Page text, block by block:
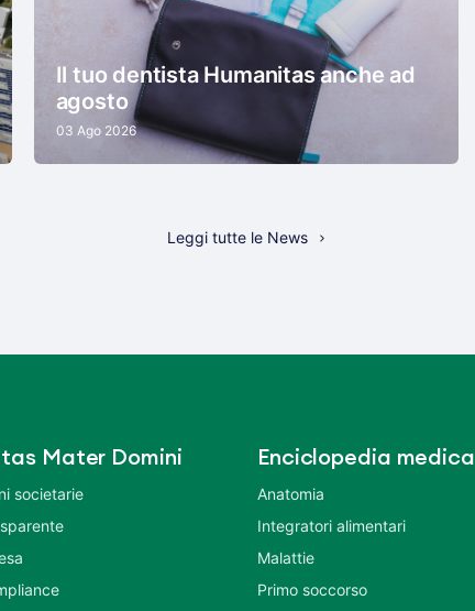
Il tuo dentista Humanitas anche ad
agosto
03 Ago 2026
Leggi tutte le News
Mater Domini
societarie
Enciclopedia medica
Anatomia
Integratori alimentari
Malattie
Primo soccorso